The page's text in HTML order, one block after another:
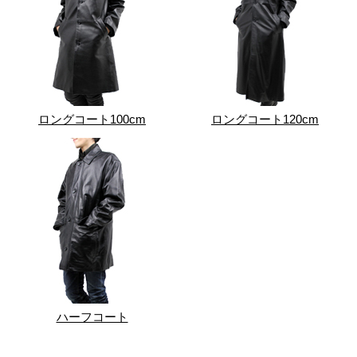
ロングコート100cm ロングコート120cm
ハーフコート